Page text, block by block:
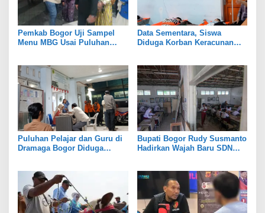
Pemkab Bogor Uji Sampel
Menu MBG Usai Puluhan
Data Sementara, Siswa
Diduga Korban Keracunan
Puluhan Pelajar dan Guru di
Dramaga Bogor Diduga
Bupati Bogor Rudy Susmanto
Hadirkan Wajah Baru SDN
Pembangunan